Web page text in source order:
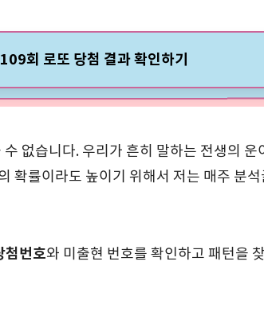
회 로또 당첨 결과 확인하기
없습니다. 우리가 흔히 말하는 전생의 운
확률이라도 높이기 위해서 저는 매주 분
첨번호와 미출현 번호를 확인하고 패턴을